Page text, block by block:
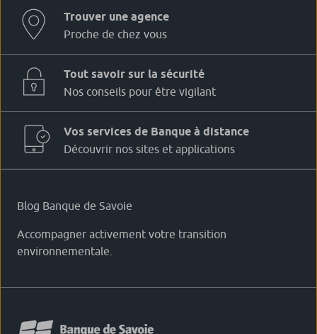
Trouver une agence
Proche de chez vous
Tout savoir sur la sécurité
Nos conseils pour être vigilant
Vos services de Banque à distance
Découvrir nos sites et applications
Blog Banque de Savoie
Accompagner activement votre transition
environnementale.